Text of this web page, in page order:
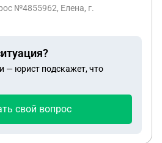
пришло письмо о
№4855962, Елена, г.
— юрист подскажет, что
свой вопрос